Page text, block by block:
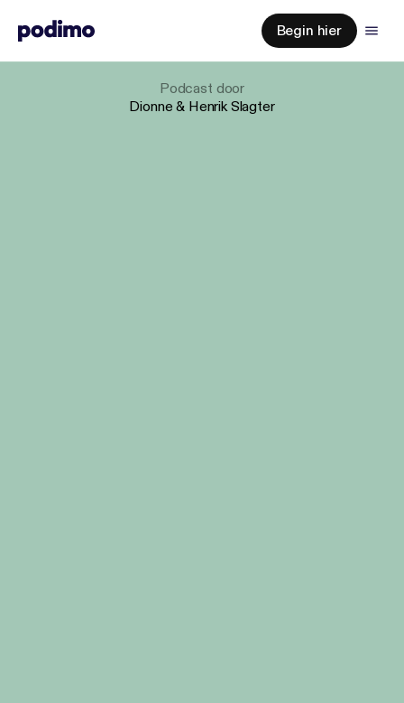
Begin hier
Podcast door
Dionne & Henrik Slagter